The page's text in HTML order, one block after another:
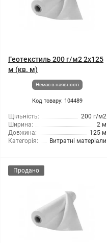
Геотекстиль 200 г/м2 2x125
м (кв. м)
Немає в наявності
Код товару: 104489
Щільність:
200 г/м2
Ширина:
2 м
Довжина:
125 м
Категорія:
Витратні матеріали
Продано